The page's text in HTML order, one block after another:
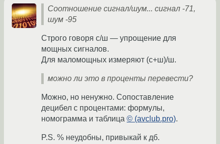
Соотношение сигнал/шум... сигнал -71,
шум -95
Строго говоря с/ш — упрощение для
мощных сигналов.
Для маломощных измеряют (с+ш)/ш.
можно ли это в проценты перевести?
Можно, но ненужно. Сопоставление
децибел с процентами: формулы,
номограмма и таблица © (avclub.pro).
P.S. % неудобны, привыкай к дб.